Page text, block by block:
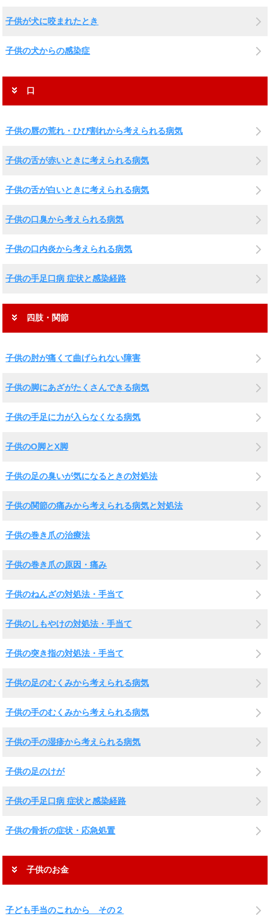
子供が犬に咬まれたとき
子供の犬からの感染症
口
子供の唇の荒れ・ひび割れから考えられる病気
子供の舌が赤いときに考えられる病気
子供の舌が白いときに考えられる病気
子供の口臭から考えられる病気
子供の口内炎から考えられる病気
子供の手足口病 症状と感染経路
四肢・関節
子供の肘が痛くて曲げられない障害
子供の脚にあざがたくさんできる病気
子供の手足に力が入らなくなる病気
子供のO脚とX脚
子供の足の臭いが気になるときの対処法
子供の関節の痛みから考えられる病気と対処法
子供の巻き爪の治療法
子供の巻き爪の原因・痛み
子供のねんざの対処法・手当て
子供のしもやけの対処法・手当て
子供の突き指の対処法・手当て
子供の足のむくみから考えられる病気
子供の手のむくみから考えられる病気
子供の手の湿疹から考えられる病気
子供の足のけが
子供の手足口病 症状と感染経路
子供の骨折の症状・応急処置
子供のお金
子ども手当のこれから その２